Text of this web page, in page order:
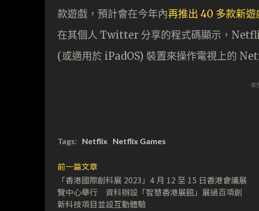
款遊戲，預計會在今年內再推出 40 多款新遊
在其個人 Twitter 分享的程式碼顯示，
(或適用於 iPadOS) 裝置來操作電視上的
- 廣
Tags: Netflix Netflix Games
前一篇文章
「香港國際創科展 2023」4 月 12 至 15 日香港會議展
覽中心舉行 資科辦設「智慧香港展館」展過百項創
新科技項目並設互動體驗